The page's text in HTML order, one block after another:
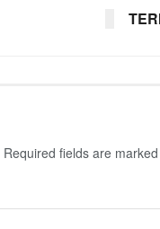
Required fields are marked